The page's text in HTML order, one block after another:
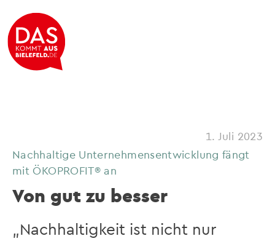
1. Juli 2023
Nachhaltige Unternehmensentwicklung fängt
mit ÖKOPROFIT® an
Von gut zu besser
„Nachhaltigkeit ist nicht nur